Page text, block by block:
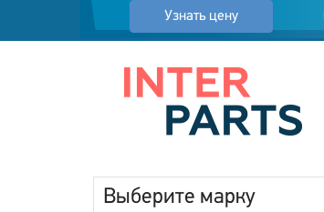
Узнать цену
Выберите марку